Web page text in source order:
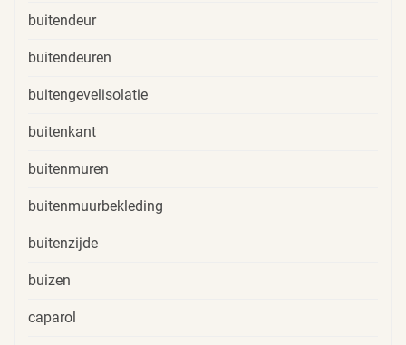
buitendeur
buitendeuren
buitengevelisolatie
buitenkant
buitenmuren
buitenmuurbekleding
buitenzijde
buizen
caparol